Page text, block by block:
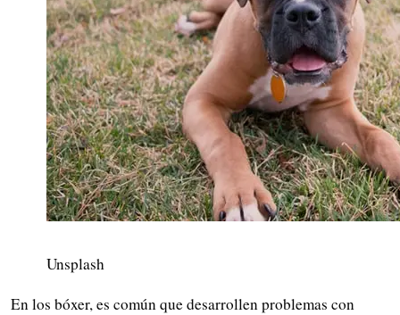
Unsplash
En los bóxer, es común que desarrollen problemas con